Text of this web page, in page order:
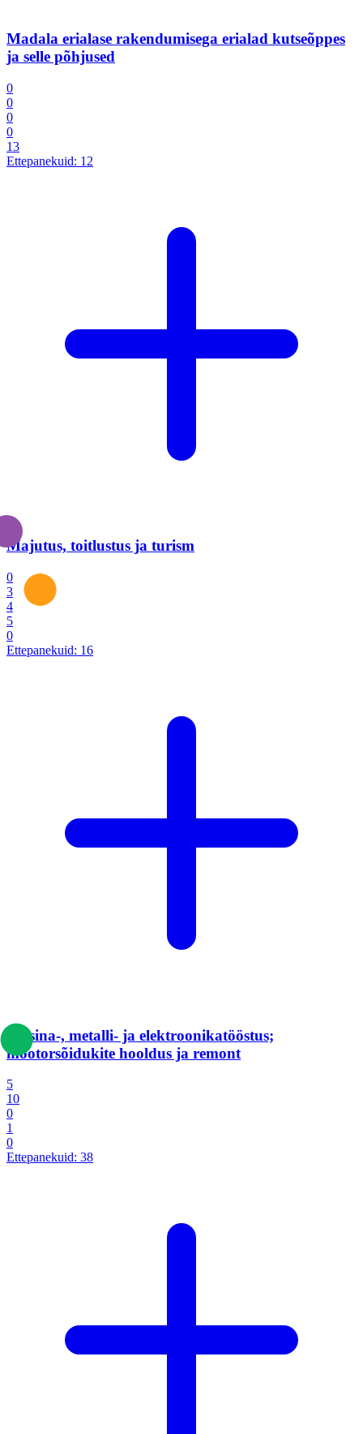
Madala erialase rakendumisega erialad kutseõppes
ja selle põhjused
0
0
0
0
13
Ettepanekuid: 12
Majutus, toitlustus ja turism
0
3
4
5
0
Ettepanekuid: 16
Masina-, metalli- ja elektroonikatööstus;
mootorsõidukite hooldus ja remont
5
10
0
1
0
Ettepanekuid: 38